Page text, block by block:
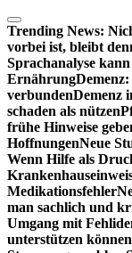
Zum
Inhalt
springen
Trending News:
vorbei ist, bleibt
Sprachanalyse
Ernährung
verbundenDemenz
schaden als nützen
frühe Hinweise
HoffnungenNeue
Wenn Hilfe als
Medikationsfehler
man sachlich und
Umgang mit
unterstützen können